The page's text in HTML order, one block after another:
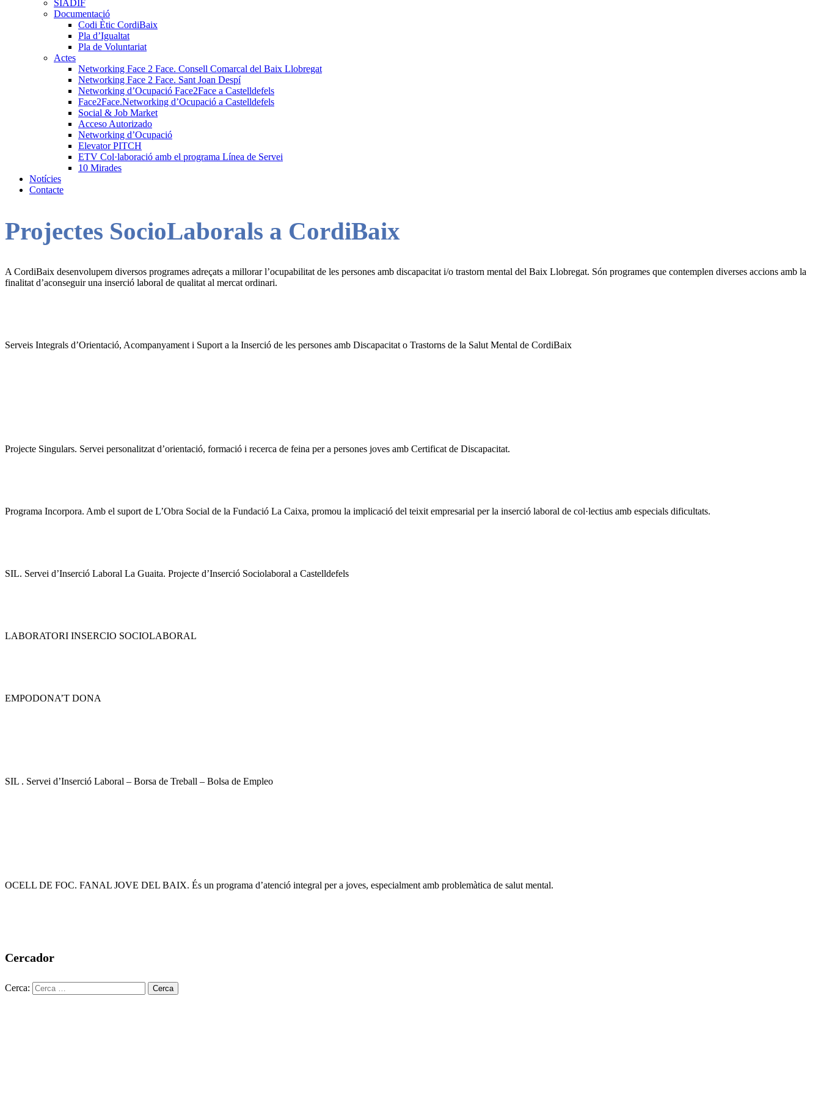
SIADIF
Documentació
Codi Ètic CordiBaix
Pla d’Igualtat
Pla de Voluntariat
Actes
Networking Face 2 Face. Consell Comarcal del Baix Llobregat
Networking Face 2 Face. Sant Joan Despí
Networking d’Ocupació Face2Face a Castelldefels
Face2Face.Networking d’Ocupació a Castelldefels
Social & Job Market
Acceso Autorizado
Networking d’Ocupació
Elevator PITCH
ETV Col·laboració amb el programa Línea de Servei
10 Mirades
Notícies
Contacte
Projectes SocioLaborals a CordiBaix
A CordiBaix desenvolupem diversos programes adreçats a millorar l’ocupabilitat de les persones amb discapacitat i/o trastorn mental del Baix Llobregat. Són programes que contemplen diverses accions amb la
finalitat d’aconseguir una inserció laboral de qualitat al mercat ordinari.
Serveis Integrals d’Orientació, Acompanyament i Suport a la Inserció de les persones amb Discapacitat o Trastorns de la Salut Mental de CordiBaix
Projecte Singulars. Servei personalitzat d’orientació, formació i recerca de feina per a persones joves amb Certificat de Discapacitat.
Programa Incorpora. Amb el suport de L’Obra Social de la Fundació La Caixa, promou la implicació del teixit empresarial per la inserció laboral de col·lectius amb especials dificultats.
SIL. Servei d’Inserció Laboral La Guaita. Projecte d’Inserció Sociolaboral a Castelldefels
LABORATORI INSERCIO SOCIOLABORAL
EMPODONA’T DONA
SIL . Servei d’Inserció Laboral – Borsa de Treball – Bolsa de Empleo
OCELL DE FOC. FANAL JOVE DEL BAIX. És un programa d’atenció integral per a joves, especialment amb problemàtica de salut mental.
Cercador
Cerca: